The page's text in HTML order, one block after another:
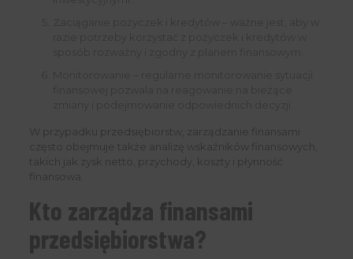
W przypadku przedsiębiorstw, zarządzanie finansami
często obejmuje także analizę wskaźników finansowych,
takich jak zysk netto, przychody, koszty i płynność
finansowa.
Kto zarządza finansami
przedsiębiorstwa?